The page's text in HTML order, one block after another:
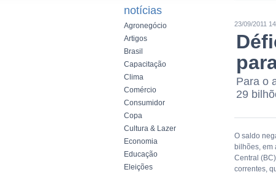
notícias
Agronegócio
Artigos
Brasil
Capacitação
Clima
Comércio
Consumidor
Copa
Cultura & Lazer
Economia
Educação
Eleições
23/09/2011
Para o
29
O saldo
bilhões, em
Central
correntes,